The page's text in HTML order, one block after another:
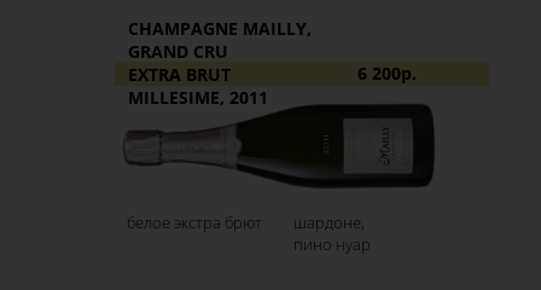
белое экстра брют
6 200р.
CHAMPAGNE MAILLY,
GRAND CRU
EXTRA BRUT
MILLESIME, 2011
шардоне,
пино нуар